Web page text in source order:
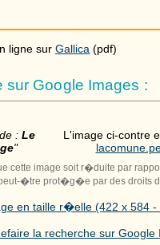
ligne sur Gallica (pdf)
sur Google Images :
: Le
"
L'image ci-contre
cette image soit r�duite par
�tre prot�g�e par des droits
en taille r�elle (422 x 584
la recherche sur Google